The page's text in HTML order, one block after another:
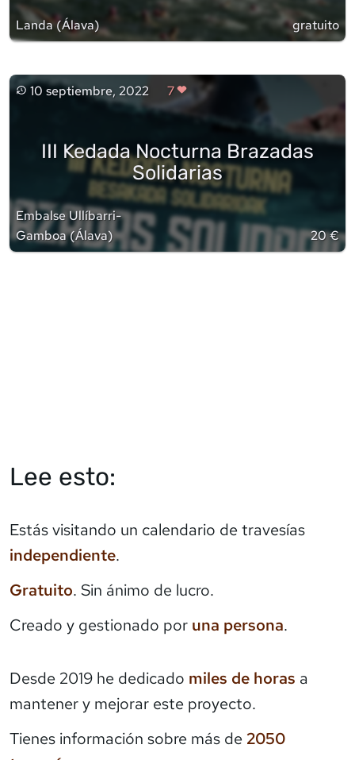
Landa(Álava) gratuito
10 septiembre, 2022 7
III Kedada Nocturna Brazadas
Solidarias
Embalse Ullíbarri-
Gamboa(Álava) 20 €
Lee esto:
Estás visitando un calendario de travesías
independiente.
Gratuito. Sin ánimo de lucro.
Creado y gestionado por una persona.
Desde 2019 he dedicado miles de horas a
mantener y mejorar este proyecto.
Tienes información sobre más de 2050